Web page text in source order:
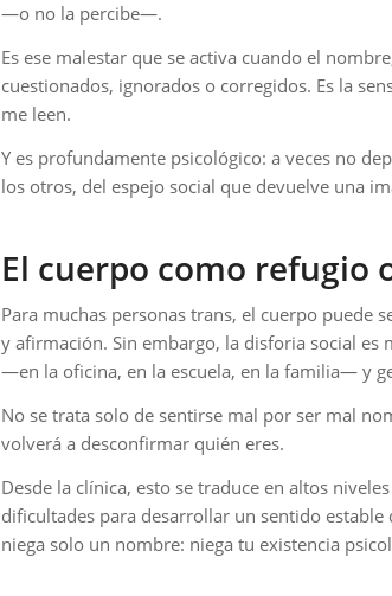
—o no la percibe—.
Es ese malestar que se activa cuando el
cuestionados, ignorados o corregidos. Es la
me leen.
Y es profundamente psicológico: a veces no
los otros, del espejo social que devuelve una
El cuerpo como refugio
Para muchas personas trans, el cuerpo puede
y afirmación. Sin embargo, la disforia social es
—en la oficina, en la escuela, en la familia— y
No se trata solo de sentirse mal por ser mal
volverá a desconfirmar quién eres.
Desde la clínica, esto se traduce en altos
dificultades para desarrollar un sentido
niega solo un nombre: niega tu existencia